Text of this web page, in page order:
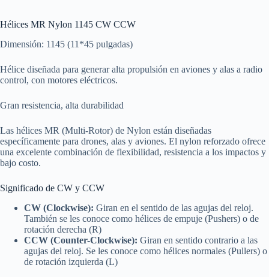
Hélices MR Nylon 1145 CW CCW
Dimensión: 1145 (11*45 pulgadas)
Hélice diseñada para generar alta propulsión en aviones y alas a radio
control, con motores eléctricos.
Gran resistencia, alta durabilidad
Las hélices MR (Multi-Rotor) de Nylon están diseñadas
específicamente para drones, alas y aviones. El nylon reforzado ofrece
una excelente combinación de flexibilidad, resistencia a los impactos y
bajo costo.
Significado de CW y CCW
CW (Clockwise): Giran en el sentido de las agujas del reloj.
También se les conoce como hélices de empuje (Pushers) o de
rotación derecha (R)
CCW (Counter-Clockwise): Giran en sentido contrario a las
agujas del reloj. Se les conoce como hélices normales (Pullers) o
de rotación izquierda (L)